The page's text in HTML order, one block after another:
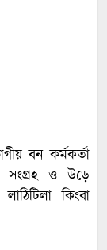
বন কর্মকর্তা
সংগ্রহ ও উড়ে
কিংবা